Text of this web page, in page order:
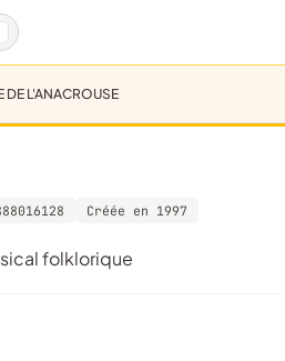
DE L'ANACROUSE
Créée en 1997
folklorique